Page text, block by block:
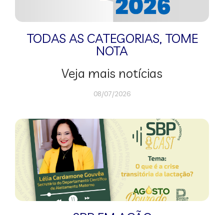
TODAS AS CATEGORIAS, TOME
NOTA
Veja mais notícias
08/07/2026